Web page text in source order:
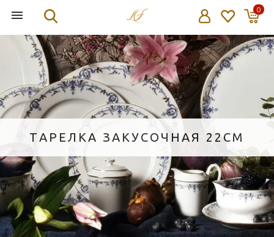
0
ТАРЕЛКА ЗАКУСОЧНАЯ 22СМ